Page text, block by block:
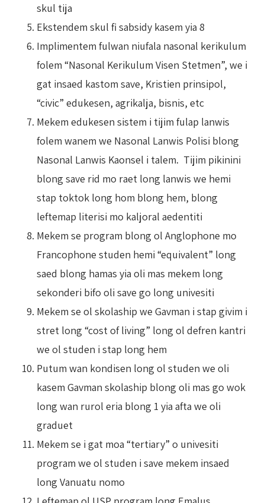
skul tija
Ekstendem skul fi sabsidy kasem yia 8
Implimentem fulwan niufala nasonal kerikulum
folem “Nasonal Kerikulum Visen Stetmen”, we i
gat insaed kastom save, Kristien prinsipol,
“civic” edukesen, agrikalja, bisnis, etc
Mekem edukesen sistem i tijim fulap lanwis
folem wanem we Nasonal Lanwis Polisi blong
Nasonal Lanwis Kaonsel i talem. Tijim pikinini
blong save rid mo raet long lanwis we hemi
stap toktok long hom blong hem, blong
leftemap literisi mo kaljoral aedentiti
Mekem se program blong ol Anglophone mo
Francophone studen hemi “equivalent” long
saed blong hamas yia oli mas mekem long
sekonderi bifo oli save go long univesiti
Mekem se ol skolaship we Gavman i stap givim i
stret long “cost of living” long ol defren kantri
we ol studen i stap long hem
Putum wan kondisen long ol studen we oli
kasem Gavman skolaship blong oli mas go wok
long wan rurol eria blong 1 yia afta we oli
graduet
Mekem se i gat moa “tertiary” o univesiti
program we ol studen i save mekem insaed
long Vanuatu nomo